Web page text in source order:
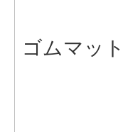
ゴムマット